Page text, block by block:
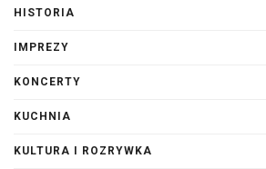
HISTORIA
IMPREZY
KONCERTY
KUCHNIA
KULTURA I ROZRYWKA